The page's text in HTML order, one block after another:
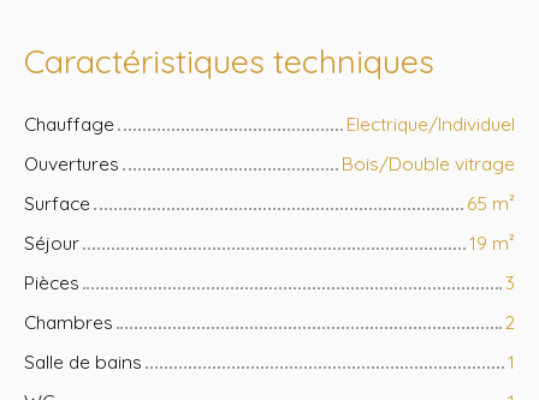
Caractéristiques techniques
Chauffage
Electrique/Individuel
Ouvertures
Bois/Double vitrage
Surface
65 m²
Séjour
19 m²
Pièces
3
Chambres
2
Salle de bains
1